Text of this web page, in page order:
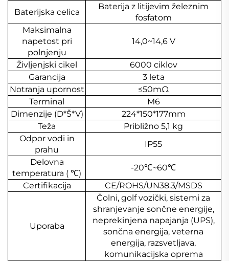
Baterijska celica
Baterija z litijevim železnim
fosfatom
Maksimalna
napetost pri
polnjenju
14,0~14,6 V
Življenjski cikel
6000 ciklov
Garancija
3 leta
Notranja upornost
≤50mΩ
Terminal
M6
Dimenzije (D*Š*V)
224*150*177mm
Teža
Približno 5,1 kg
Odpor vodi in
prahu
IP55
Delovna
temperatura ( ℃)
-20℃~60℃
Certifikacija
CE/ROHS/UN38.3/MSDS
Uporaba
Čolni, golf vozički, sistemi za
shranjevanje sončne energije,
neprekinjena napajanja (UPS),
sončna energija, veterna
energija, razsvetljava,
komunikacijska oprema